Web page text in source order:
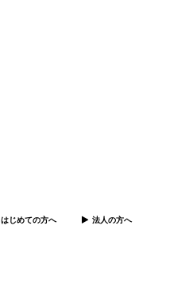
はじめての方へ 法人の方へ